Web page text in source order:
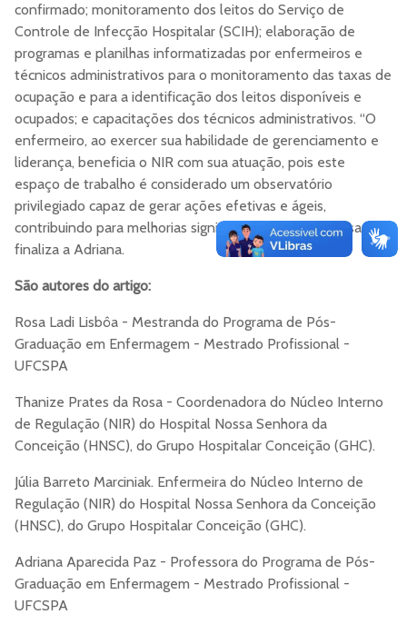
confirmado; monitoramento dos leitos do Serviço de
Controle de Infecção Hospitalar (SCIH); elaboração de
programas e planilhas informatizadas por enfermeiros e
técnicos administrativos para o monitoramento das taxas de
ocupação e para a identificação dos leitos disponíveis e
ocupados; e capacitações dos técnicos administrativos. “O
enfermeiro, ao exercer sua habilidade de gerenciamento e
liderança, beneficia o NIR com sua atuação, pois este
espaço de trabalho é considerado um observatório
privilegiado capaz de gerar ações efetivas e ágeis,
contribuindo para melhorias significativas no setor da saúde”,
finaliza a Adriana.
São autores do artigo:
Rosa Ladi Lisbôa - Mestranda do Programa de Pós-
Graduação em Enfermagem - Mestrado Profissional -
UFCSPA
Thanize Prates da Rosa - Coordenadora do Núcleo Interno
de Regulação (NIR) do Hospital Nossa Senhora da
Conceição (HNSC), do Grupo Hospitalar Conceição (GHC).
Júlia Barreto Marciniak. Enfermeira do Núcleo Interno de
Regulação (NIR) do Hospital Nossa Senhora da Conceição
(HNSC), do Grupo Hospitalar Conceição (GHC).
Adriana Aparecida Paz - Professora do Programa de Pós-
Graduação em Enfermagem - Mestrado Profissional -
UFCSPA